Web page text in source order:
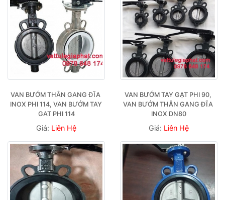
VAN BƯỚM THÂN GANG ĐĨA
INOX PHI 114, VAN BƯỚM TAY
GAT PHI 114
Giá: Liên Hệ
VAN BƯỚM TAY GẠT PHI 90,
VAN BƯỚM THÂN GANG ĐĨA
INOX DN80
Giá: Liên Hệ